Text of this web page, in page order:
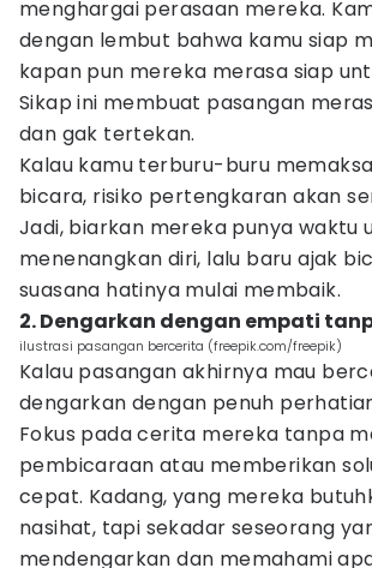
menghargai perasaan mereka.
dengan lembut bahwa kamu siap
kapan pun mereka merasa siap
Sikap ini membuat pasangan
dan gak tertekan.
Kalau kamu terburu-buru
bicara, risiko pertengkaran akan
Jadi, biarkan mereka punya waktu
menenangkan diri, lalu baru ajak
suasana hatinya mulai membaik.
2. Dengarkan dengan empati
ilustrasi pasangan bercerita (freepik.com/freepik)
Kalau pasangan akhirnya mau
dengarkan dengan penuh
Fokus pada cerita mereka tanpa
pembicaraan atau memberikan
cepat. Kadang, yang mereka
nasihat, tapi sekadar seseorang
mendengarkan dan memahami